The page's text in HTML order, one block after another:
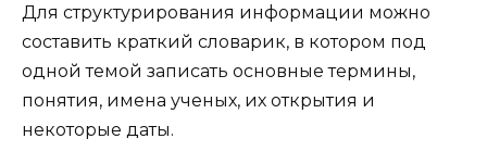
Для структурирования информации можно
составить краткий словарик, в котором под
одной темой записать основные термины,
понятия, имена ученых, их открытия и
некоторые даты.